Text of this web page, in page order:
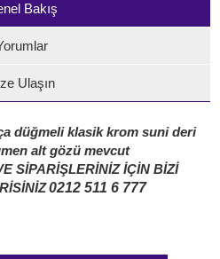
Bakış
Ulaşın
düğmeli klasik krom suni deri
alt gözü mevcut
SİPARİŞLERİNİZ İÇİN BİZİ
0212 511 6 777